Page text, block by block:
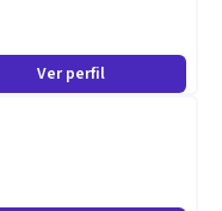
Ver perfil